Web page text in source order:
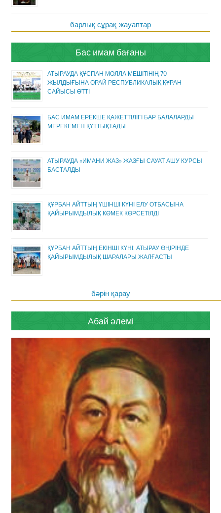
барлық сұрақ-жауаптар
Бас имам бағаны
АТЫРАУДА ҚҰСПАН МОЛЛА МЕШІТІНІҢ 70
ЖЫЛДЫҒЫНА ОРАЙ РЕСПУБЛИКАЛЫҚ ҚҰРАН
САЙЫСЫ ӨТТІ
БАС ИМАМ ЕРЕКШЕ ҚАЖЕТТІЛІГІ БАР БАЛАЛАРДЫ
МЕРЕКЕМЕН ҚҰТТЫҚТАДЫ
АТЫРАУДА «ИМАНИ ЖАЗ» ЖАЗҒЫ САУАТ АШУ КУРСЫ
БАСТАЛДЫ
ҚҰРБАН АЙТТЫҢ ҮШІНШІ КҮНІ ЕЛУ ОТБАСЫНА
ҚАЙЫРЫМДЫЛЫҚ КӨМЕК КӨРСЕТІЛДІ
ҚҰРБАН АЙТТЫҢ ЕКІНШІ КҮНІ: АТЫРАУ ӨҢІРІНДЕ
ҚАЙЫРЫМДЫЛЫҚ ШАРАЛАРЫ ЖАЛҒАСТЫ
бәрін қарау
Абай әлемі